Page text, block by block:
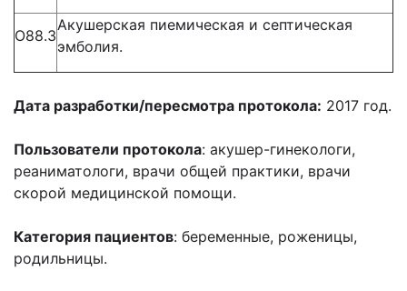
O88.3
Акушерская пиемическая и септическая
эмболия.
Дата разработки/пересмотра протокола: 2017 год.
Пользователи протокола: акушер-гинекологи,
реаниматологи, врачи общей практики, врачи
скорой медицинской помощи.
Категория пациентов: беременные, роженицы,
родильницы.